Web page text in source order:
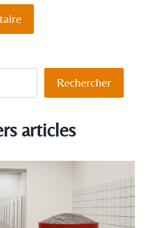
RechercherRechercher
articles